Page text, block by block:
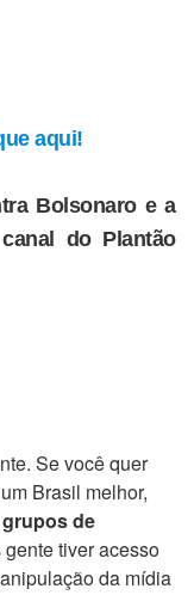
aqui!
Bolsonaro e a
do Plantão
Se você quer
Brasil melhor,
de
gente tiver acesso
da mídia